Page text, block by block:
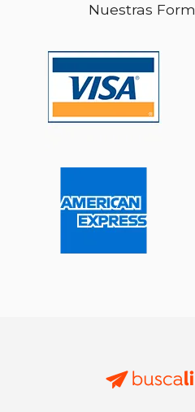
dcto. $ 27.24
Nuestras